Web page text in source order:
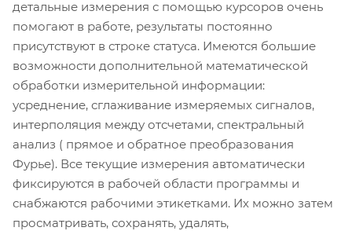
детальные измерения с помощью курсоров очень
помогают в работе, результаты постоянно
присутствуют в строке статуса. Имеются большие
возможности дополнительной математической
обработки измерительной информации:
усреднение, сглаживание измеряемых сигналов,
интерполяция между отсчетами, спектральный
анализ ( прямое и обратное преобразования
Фурье). Все текущие измерения автоматически
фиксируются в рабочей области программы и
снабжаются рабочими этикетками. Их можно затем
просматривать, сохранять, удалять,